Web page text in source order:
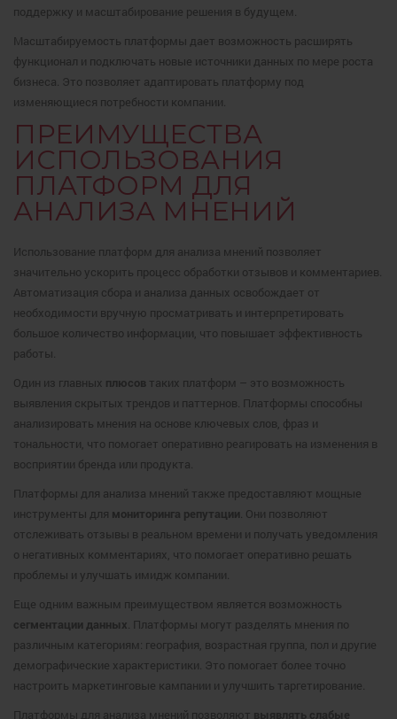
поддержку и масштабирование решения в будущем.
Масштабируемость платформы дает возможность расширять
функционал и подключать новые источники данных по мере роста
бизнеса. Это позволяет адаптировать платформу под
изменяющиеся потребности компании.
ПРЕИМУЩЕСТВА
ИСПОЛЬЗОВАНИЯ
ПЛАТФОРМ ДЛЯ
АНАЛИЗА МНЕНИЙ
Использование платформ для анализа мнений позволяет
значительно ускорить процесс обработки отзывов и комментариев.
Автоматизация сбора и анализа данных освобождает от
необходимости вручную просматривать и интерпретировать
большое количество информации, что повышает эффективность
работы.
Один из главных плюсов таких платформ – это возможность
выявления скрытых трендов и паттернов. Платформы способны
анализировать мнения на основе ключевых слов, фраз и
тональности, что помогает оперативно реагировать на изменения в
восприятии бренда или продукта.
Платформы для анализа мнений также предоставляют мощные
инструменты для мониторинга репутации. Они позволяют
отслеживать отзывы в реальном времени и получать уведомления
о негативных комментариях, что помогает оперативно решать
проблемы и улучшать имидж компании.
Еще одним важным преимуществом является возможность
сегментации данных. Платформы могут разделять мнения по
различным категориям: география, возрастная группа, пол и другие
демографические характеристики. Это помогает более точно
настроить маркетинговые кампании и улучшить таргетирование.
Платформы для анализа мнений позволяют выявлять слабые